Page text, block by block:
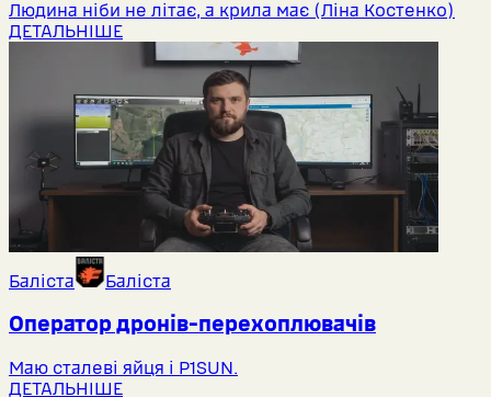
Людина ніби не літає, а крила має (Ліна Костенко)
ДЕТАЛЬНІШЕ
Баліста Баліста
Оператор дронів-перехоплювачів
Маю сталеві яйця і P1SUN.
ДЕТАЛЬНІШЕ